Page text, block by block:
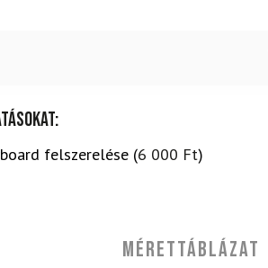
felszerelése (6 000 Ft)
Mérettáblázat